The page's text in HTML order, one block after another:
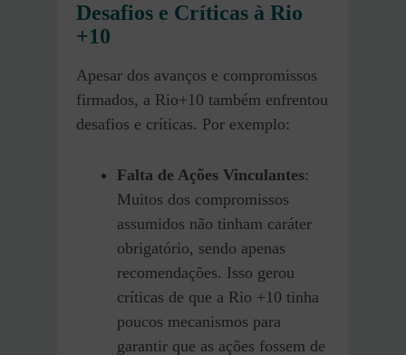
Desafios e Críticas à Rio
+10
Apesar dos avanços e compromissos
firmados, a Rio+10 também enfrentou
desafios e críticas. Por exemplo:
Falta de Ações Vinculantes:
Muitos dos compromissos
assumidos não tinham caráter
obrigatório, sendo apenas
recomendações. Isso gerou
críticas de que a Rio +10 tinha
poucos mecanismos para
garantir que as ações fossem de